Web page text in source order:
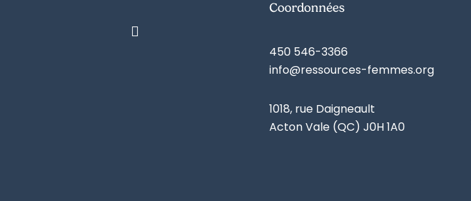
Coordonnées
450 546-3366
info@ressources-femmes.org
1018, rue Daigneault
Acton Vale (QC) J0H 1A0